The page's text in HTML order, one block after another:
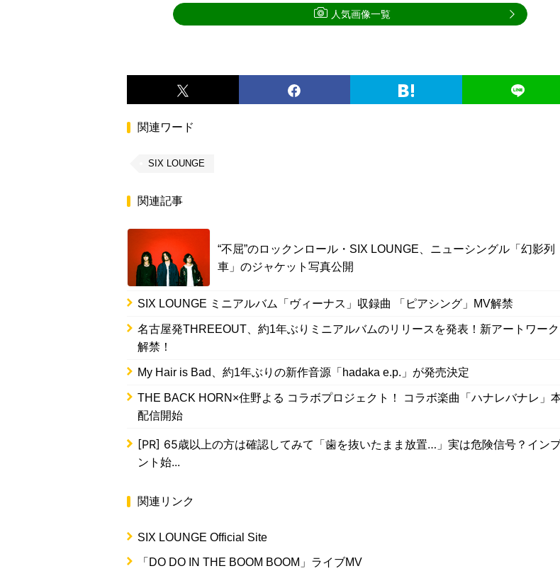
関連ワード
SIX LOUNGE
関連記事
“不屈”のロックンロール・SIX LOUNGE、ニューシングル「幻影列
車」のジャケット写真公開
SIX LOUNGE ミニアルバム「ヴィーナス」収録曲 「ピアシング」MV解禁
名古屋発THREEOUT、約1年ぶりミニアルバムのリリースを発表！新アートワーク
解禁！
My Hair is Bad、約1年ぶりの新作音源「hadaka e.p.」が発売決定
THE BACK HORN×住野よる コラボプロジェクト！ コラボ楽曲「ハナレバナレ」
配信開始
[PR] 65歳以上の方は確認してみて「歯を抜いたまま放置…」実は危険信号？イン
ント始...
関連リンク
SIX LOUNGE Official Site
「DO DO IN THE BOOM BOOM」ライブMV
人気画像一覧